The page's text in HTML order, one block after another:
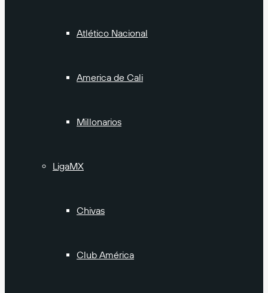
Atlético Nacional
America de Cali
Millonarios
LigaMX
Chivas
Club América